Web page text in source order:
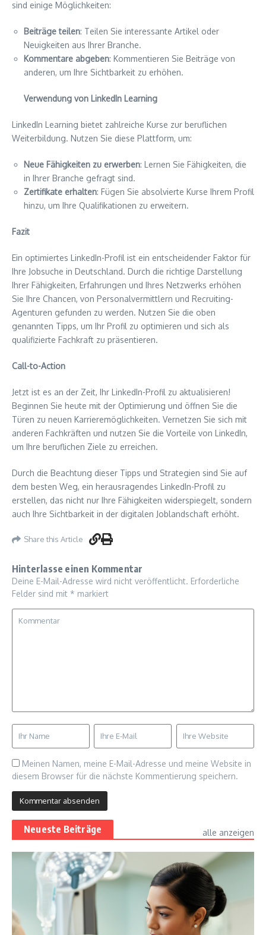
sind einige Möglichkeiten:
Beiträge teilen: Teilen Sie interessante Artikel oder
Neuigkeiten aus Ihrer Branche.
Kommentare abgeben: Kommentieren Sie Beiträge von
anderen, um Ihre Sichtbarkeit zu erhöhen.
Verwendung von LinkedIn Learning
LinkedIn Learning bietet zahlreiche Kurse zur beruflichen
Weiterbildung. Nutzen Sie diese Plattform, um:
Neue Fähigkeiten zu erwerben: Lernen Sie Fähigkeiten, die
in Ihrer Branche gefragt sind.
Zertifikate erhalten: Fügen Sie absolvierte Kurse Ihrem Profil
hinzu, um Ihre Qualifikationen zu erweitern.
Fazit
Ein optimiertes LinkedIn-Profil ist ein entscheidender Faktor für
Ihre Jobsuche in Deutschland. Durch die richtige Darstellung
Ihrer Fähigkeiten, Erfahrungen und Ihres Netzwerks erhöhen
Sie Ihre Chancen, von Personalvermittlern und Recruiting-
Agenturen gefunden zu werden. Nutzen Sie die oben
genannten Tipps, um Ihr Profil zu optimieren und sich als
qualifizierte Fachkraft zu präsentieren.
Call-to-Action
Jetzt ist es an der Zeit, Ihr LinkedIn-Profil zu aktualisieren!
Beginnen Sie heute mit der Optimierung und öffnen Sie die
Türen zu neuen Karrieremöglichkeiten. Vernetzen Sie sich mit
anderen Fachkräften und nutzen Sie die Vorteile von LinkedIn,
um Ihre beruflichen Ziele zu erreichen.
Durch die Beachtung dieser Tipps und Strategien sind Sie auf
dem besten Weg, ein herausragendes LinkedIn-Profil zu
erstellen, das nicht nur Ihre Fähigkeiten widerspiegelt, sondern
auch Ihre Sichtbarkeit in der digitalen Joblandschaft erhöht.
Share this Article
Hinterlasse einen Kommentar
Deine E-Mail-Adresse wird nicht veröffentlicht. Erforderliche
Felder sind mit * markiert
Meinen Namen, meine E-Mail-Adresse und meine Website in
diesem Browser für die nächste Kommentierung speichern.
Neueste Beiträge alle anzeigen